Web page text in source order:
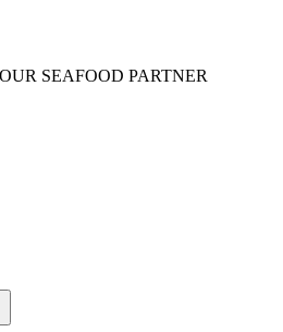
SEAFOOD PARTNER